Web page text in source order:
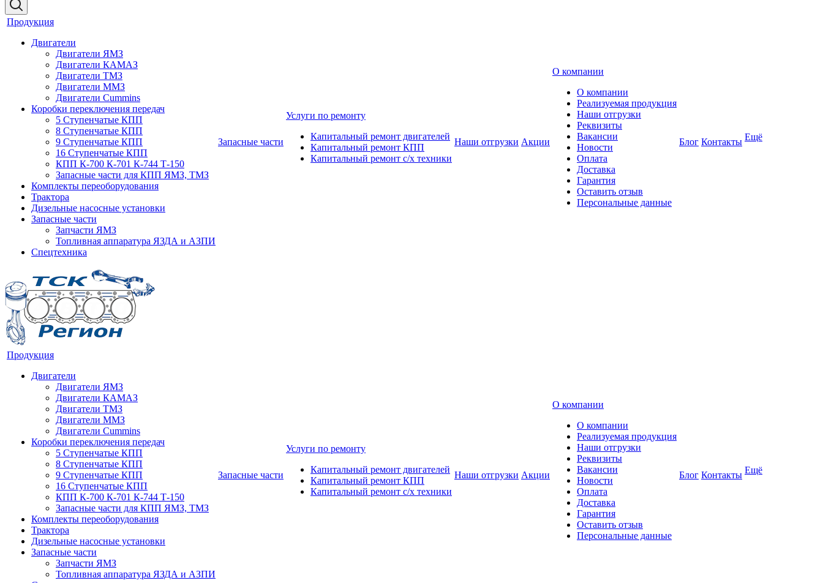
Продукция
Двигатели
Двигатели ЯМЗ
Двигатели КАМАЗ
Двигатели ТМЗ
Двигатели ММЗ
Двигатели Cummins
Коробки переключения передач
5 Ступенчатые КПП
8 Ступенчатые КПП
9 Ступенчатые КПП
16 Ступенчатые КПП
КПП К-700 К-701 К-744 Т-150
Запасные части для КПП ЯМЗ, ТМЗ
Комплекты переоборудования
Трактора
Дизельные насосные установки
Запасные части
Запчасти ЯМЗ
Топливная аппаратура ЯЗДА и АЗПИ
Спецтехника
Запасные части
Услуги по ремонту
Капитальный ремонт двигателей
Капитальный ремонт КПП
Капитальный ремонт с/х техники
Наши отгрузки Акции
О компании
О компании
Реализуемая продукция
Наши отгрузки
Реквизиты
Вакансии
Новости
Оплата
Доставка
Гарантия
Оставить отзыв
Персональные данные
Блог Контакты Ещё
Продукция
Двигатели
Двигатели ЯМЗ
Двигатели КАМАЗ
Двигатели ТМЗ
Двигатели ММЗ
Двигатели Cummins
Коробки переключения передач
5 Ступенчатые КПП
8 Ступенчатые КПП
9 Ступенчатые КПП
16 Ступенчатые КПП
КПП К-700 К-701 К-744 Т-150
Запасные части для КПП ЯМЗ, ТМЗ
Комплекты переоборудования
Трактора
Дизельные насосные установки
Запасные части
Запчасти ЯМЗ
Топливная аппаратура ЯЗДА и АЗПИ
Запасные части
Услуги по ремонту
Капитальный ремонт двигателей
Капитальный ремонт КПП
Капитальный ремонт с/х техники
Наши отгрузки Акции
О компании
О компании
Реализуемая продукция
Наши отгрузки
Реквизиты
Вакансии
Новости
Оплата
Доставка
Гарантия
Оставить отзыв
Персональные данные
Блог Контакты Ещё